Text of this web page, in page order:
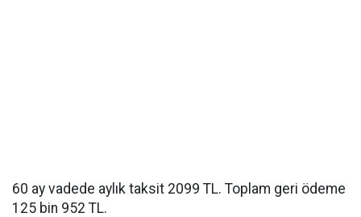
60 ay vadede aylık taksit 2099 TL. Toplam geri ödeme
125 bin 952 TL.